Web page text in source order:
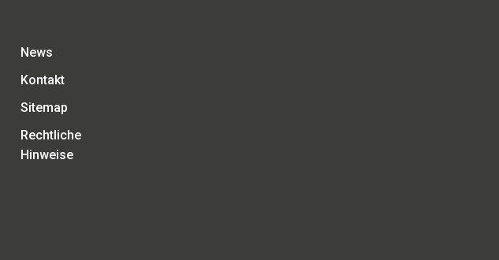
News
Kontakt
Sitemap
Rechtliche
Hinweise